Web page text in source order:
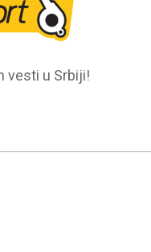
vesti u Srbiji!